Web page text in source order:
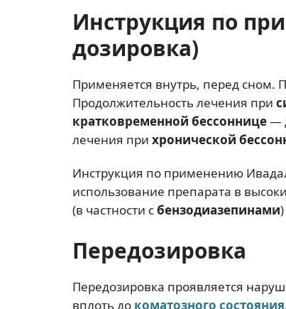
Инструкция по
дозировка)
Применяется внутрь, перед сном.
Продолжительность лечения при
кратковременной бессоннице—
лечения при хронической
Инструкция по применению
использование препарата в
(в частности сбензодиазепинами
Передозировка
Передозировка проявляется
вплоть до коматозного состояния